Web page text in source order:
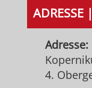
ADRESSE
Adresse:
4.